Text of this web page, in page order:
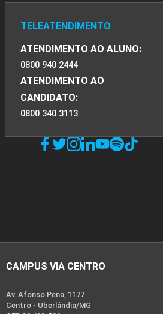
TELEATENDIMENTO
ATENDIMENTO AO ALUNO:
0800 940 2444
ATENDIMENTO AO
CANDIDATO:
0800 340 3113
CAMPUS VIA CENTRO
Av. Afonso Pena, 1177
Centro - Uberlândia/MG